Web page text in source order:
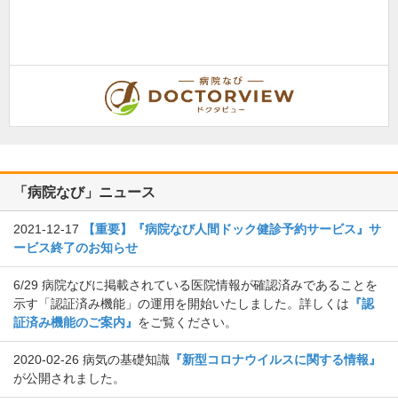
「病院なび」ニュース
2021-12-17
【重要】『病院なび人間ドック健診予約サービス』サ
ービス終了のお知らせ
6/29 病院なびに掲載されている医院情報が確認済みであることを
示す「認証済み機能」の運用を開始いたしました。詳しくは 『認
証済み機能のご案内』 をご覧ください。
2020-02-26 病気の基礎知識 『新型コロナウイルスに関する情報』
が公開されました。